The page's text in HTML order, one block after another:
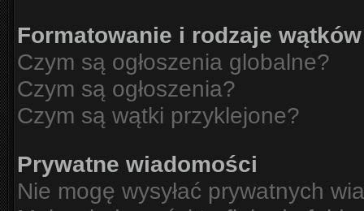
Formatowanie i rodzaje wątków
Czym są ogłoszenia globalne?
Czym są ogłoszenia?
Czym są wątki przyklejone?
Prywatne wiadomości
Nie mogę wysyłać prywatnych